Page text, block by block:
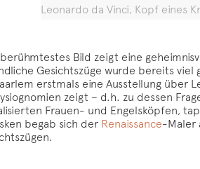
Leonardo da Vinci, Kopf eines
Bild zeigt eine
Gesichtszüge wurde bereits viel
erstmals eine Ausstellung über
zeigt – d.h. zu dessen
Frauen- und Engelsköpfen,
begab sich der Renaissance-Maler